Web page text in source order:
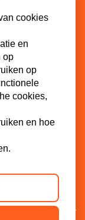
cookies
en
op
op
cookies,
en hoe